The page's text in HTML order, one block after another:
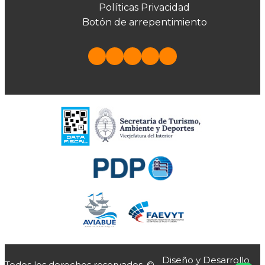
Políticas Privacidad
Botón de arrepentimiento
Diseño y Desarrollo